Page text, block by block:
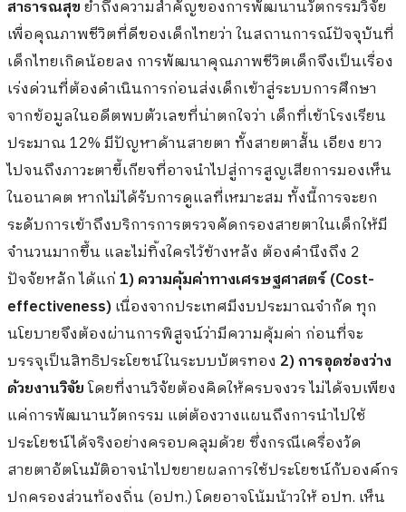
สาธารณสุขย้ำถึงความสำคัญของการพัฒนานวัตกรรมวิจัย
เพื่อคุณภาพชีวิตที่ดีของเด็กไทยว่า ในสถานการณ์ปัจจุบันที่
เด็กไทยเกิดน้อยลง การพัฒนาคุณภาพชีวิตเด็กจึงเป็นเรื่อง
เร่งด่วนที่ต้องดำเนินการก่อนส่งเด็กเข้าสู่ระบบการศึกษา
จากข้อมูลในอดีตพบตัวเลขที่น่าตกใจว่า เด็กที่เข้าโรงเรียน
ประมาณ 12% มีปัญหาด้านสายตา ทั้งสายตาสั้น เอียง ยาว
ไปจนถึงภาวะตาขี้เกียจที่อาจนำไปสู่การสูญเสียการมองเห็น
ในอนาคต หากไม่ได้รับการดูแลที่เหมาะสม ทั้งนี้การจะยก
ระดับการเข้าถึงบริการการตรวจคัดกรองสายตาในเด็กให้มี
จำนวนมากขึ้น และไม่ทิ้งใครไว้ข้างหลัง ต้องคำนึงถึง 2
ปัจจัยหลัก ได้แก่1) ความคุ้มค่าทางเศรษฐศาสตร์ (Cost-
effectiveness)เนื่องจากประเทศมีงบประมาณจำกัด ทุก
นโยบายจึงต้องผ่านการพิสูจน์ว่ามีความคุ้มค่า ก่อนที่จะ
บรรจุเป็นสิทธิประโยชน์ในระบบบัตรทอง 2) การอุดช่องว่าง
ด้วยงานวิจัยโดยที่งานวิจัยต้องคิดให้ครบจงวร ไม่ได้จบเพียง
แค่การพัฒนานวัตกรรม แต่ต้องวางแผนถึงการนำไปใช้
ประโยชน์ได้จริงอย่างครอบคลุมด้วย ซึ่งกรณีเครื่องวัด
สายตาอัตโนมัติอาจนำไปขยายผลการใช้ประโยชน์กับองค์กร
ปกครองส่วนท้องถิ่น (อปท.) โดยอาจโน้มน้าวให้ อปท. เห็น